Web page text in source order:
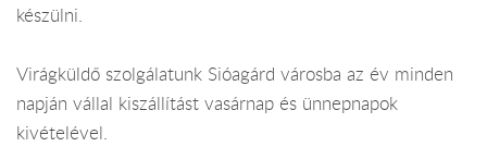
készülni.
Virágküldő szolgálatunk Sióagárd városba az év minden
napján vállal kiszállítást vasárnap és ünnepnapok
kivételével.